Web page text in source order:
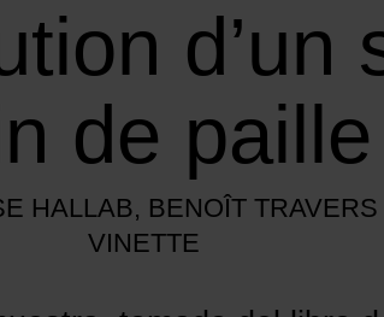
d’un
de paille
HALLAB, BENOÎT
VINETTE